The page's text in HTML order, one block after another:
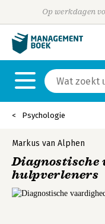
Op werkdagen
Psychologie
Markus van Alphen
Diagnostische
hulpverleners